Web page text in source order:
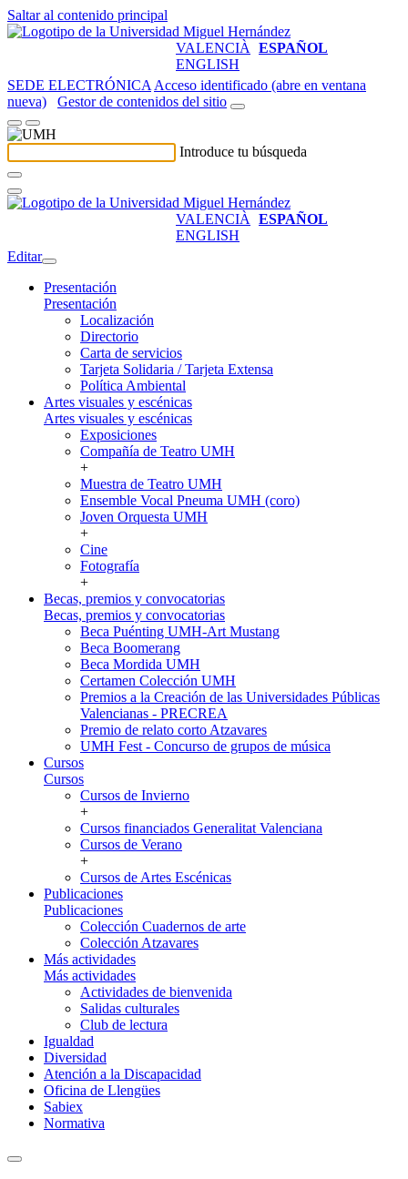
Saltar al contenido principal
VALENCIÀ
ESPAÑOL
ENGLISH
SEDE ELECTRÓNICA Acceso identificado (abre en ventana
nueva)
Gestor de contenidos del sitio
Introduce tu búsqueda
VALENCIÀ
ESPAÑOL
ENGLISH
Editar
Presentación
Presentación
Localización
Directorio
Carta de servicios
Tarjeta Solidaria / Tarjeta Extensa
Política Ambiental
Artes visuales y escénicas
Artes visuales y escénicas
Exposiciones
Compañía de Teatro UMH
+
Muestra de Teatro UMH
Ensemble Vocal Pneuma UMH (coro)
Joven Orquesta UMH
+
Cine
Fotografía
+
Becas, premios y convocatorias
Becas, premios y convocatorias
Beca Puénting UMH-Art Mustang
Beca Boomerang
Beca Mordida UMH
Certamen Colección UMH
Premios a la Creación de las Universidades Públicas
Valencianas - PRECREA
Premio de relato corto Atzavares
UMH Fest - Concurso de grupos de música
Cursos
Cursos
Cursos de Invierno
+
Cursos financiados Generalitat Valenciana
Cursos de Verano
+
Cursos de Artes Escénicas
Publicaciones
Publicaciones
Colección Cuadernos de arte
Colección Atzavares
Más actividades
Más actividades
Actividades de bienvenida
Salidas culturales
Club de lectura
Igualdad
Diversidad
Atención a la Discapacidad
Oficina de Llengües
Sabiex
Normativa